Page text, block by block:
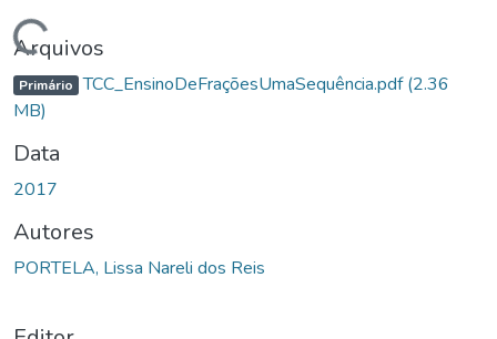
Arquivos
Primário TCC_EnsinoDeFraçõesUmaSequência.pdf(2.36
MB)
Data
2017
Autores
PORTELA, Lissa Nareli dos Reis